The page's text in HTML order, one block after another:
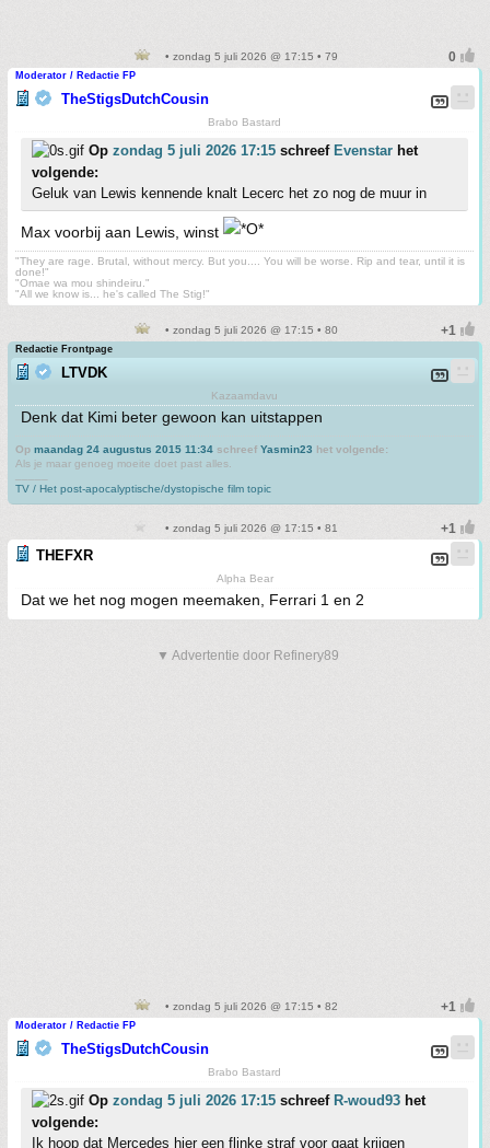
• zondag 5 juli 2026 @ 17:15 • 79
Moderator / Redactie FP
TheStigsDutchCousin
Brabo Bastard
Op zondag 5 juli 2026 17:15 schreef Evenstar het
volgende:
Geluk van Lewis kennende knalt Lecerc het zo nog de muur in
Max voorbij aan Lewis, winst
"They are rage. Brutal, without mercy. But you.... You will be worse. Rip and tear, until it is
done!"
"Omae wa mou shindeiru."
"All we know is... he's called The Stig!"
• zondag 5 juli 2026 @ 17:15 • 80
Redactie Frontpage
LTVDK
Kazaamdavu
Denk dat Kimi beter gewoon kan uitstappen
Op maandag 24 augustus 2015 11:34 schreef Yasmin23 het volgende:
Als je maar genoeg moeite doet past alles.
TV / Het post-apocalyptische/dystopische film topic
• zondag 5 juli 2026 @ 17:15 • 81
THEFXR
Alpha Bear
Dat we het nog mogen meemaken, Ferrari 1 en 2
▼ Advertentie door Refinery89
• zondag 5 juli 2026 @ 17:15 • 82
Moderator / Redactie FP
TheStigsDutchCousin
Brabo Bastard
Op zondag 5 juli 2026 17:15 schreef R-woud93 het
volgende:
Ik hoop dat Mercedes hier een flinke straf voor gaat krijgen